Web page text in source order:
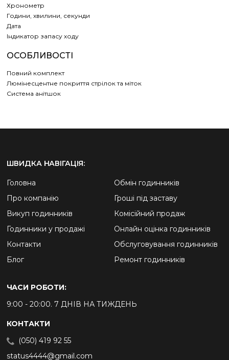
Хронометр
Години, хвилини, секунди
Дата
Індикатор запасу ходу
ОСОБЛИВОСТІ
Повний комплект
Люмінесцентне покриття стрілок та міток
Система анітшок
ШВИДКА НАВІГАЦІЯ:
Головна
Про компанію
Викуп годинників
Годинники у продажі
Контакти
Блог
Обмін годинників
Гроші під заставу
Комісійний продаж
Онлайн оцінка годинників
Обслуговування годинників
Ремонт годинників
ЧАСИ РОБОТИ:
9:00 - 20:00. 7 ДНІВ НА ТИЖДЕНЬ
КОНТАКТИ
(050) 419 92 55
status4444@gmail.com